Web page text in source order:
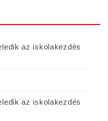
az iskolakezdés
az iskolakezdés